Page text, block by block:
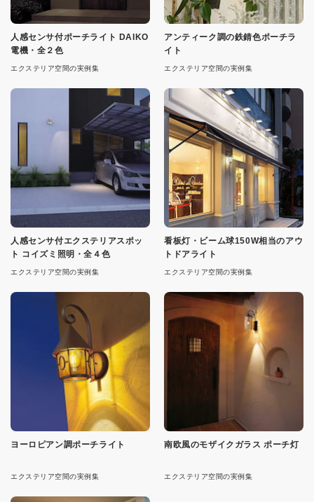
人感センサ付ポーチライト DAIKO
電機・全２色
エクステリア空間の実例集
アンティーク調の鉄錆色ポーチラ
イト
エクステリア空間の実例集
人感センサ付エクステリアスポッ
ト コイズミ照明・全４色
エクステリア空間の実例集
看板灯・ビーム球150W相当のアウ
トドアライト
エクステリア空間の実例集
ヨーロピアン調ポーチライト
エクステリア空間の実例集
南欧風のモザイクガラス ポーチ灯
エクステリア空間の実例集